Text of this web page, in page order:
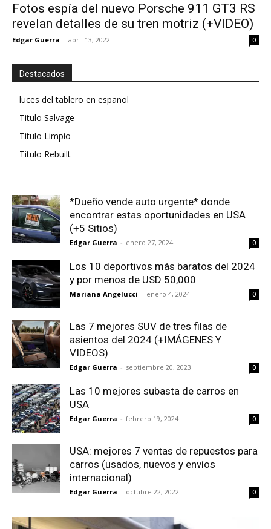
Fotos espía del nuevo Porsche 911 GT3 RS
revelan detalles de su tren motriz (+VIDEO)
Edgar Guerra - abril 13, 2022 0
Destacados
luces del tablero en español
Titulo Salvage
Titulo Limpio
Titulo Rebuilt
*Dueño vende auto urgente* donde
encontrar estas oportunidades en USA
(+5 Sitios)
Edgar Guerra - enero 27, 2024 0
Los 10 deportivos más baratos del 2024
y por menos de USD 50,000
Mariana Angelucci - enero 4, 2024 0
Las 7 mejores SUV de tres filas de
asientos del 2024 (+IMÁGENES Y
VIDEOS)
Edgar Guerra - septiembre 20, 2023 0
Las 10 mejores subasta de carros en
USA
Edgar Guerra - febrero 19, 2024 0
USA: mejores 7 ventas de repuestos para
carros (usados, nuevos y envíos
internacional)
Edgar Guerra - octubre 22, 2022 0